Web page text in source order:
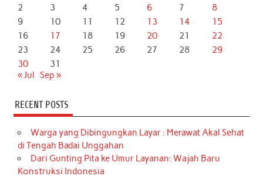
2
3 4 5 6 7
8
9
10 11 12 13 14
15
16
17 18 19 20 21
22
23
24 25 26 27 28
29
30
31
« Jul
Sep »
RECENT POSTS
Warga yang Dibingungkan Layar : Merawat Akal Sehat
di Tengah Badai Unggahan
Dari Gunting Pita ke Umur Layanan: Wajah Baru
Konstruksi Indonesia